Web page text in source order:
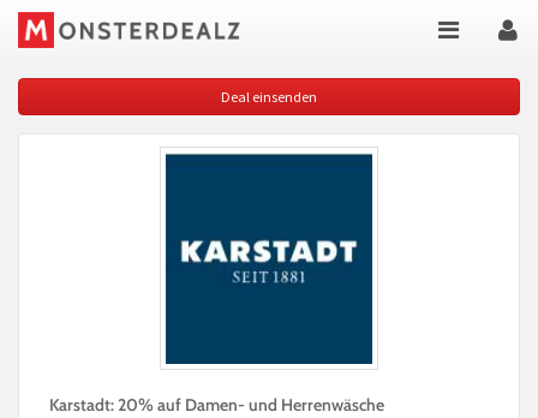
Deal einsenden
Karstadt: 20% auf Damen- und Herrenwäsche